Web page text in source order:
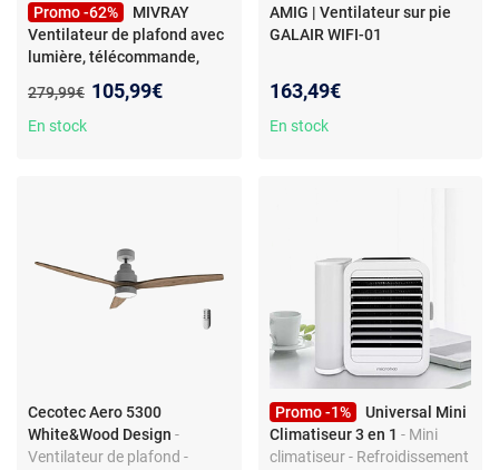
Promo -62%
MIVRAY
Ventilateur de plafond avec
lumière, télécommande,
Ancien prix :
279,99€ Nouveau prix :
105,99€
En stock
AMIG | Ventilateur sur pie
GALAIR WIFI-01
163,49€
En stock
Cecotec Aero 5300
White&Wood Design -
Ventilateur de plafond -
Promo -1%
Universal Mini
Climatiseur 3 en 1 - Mini
climatiseur - Refroidissement